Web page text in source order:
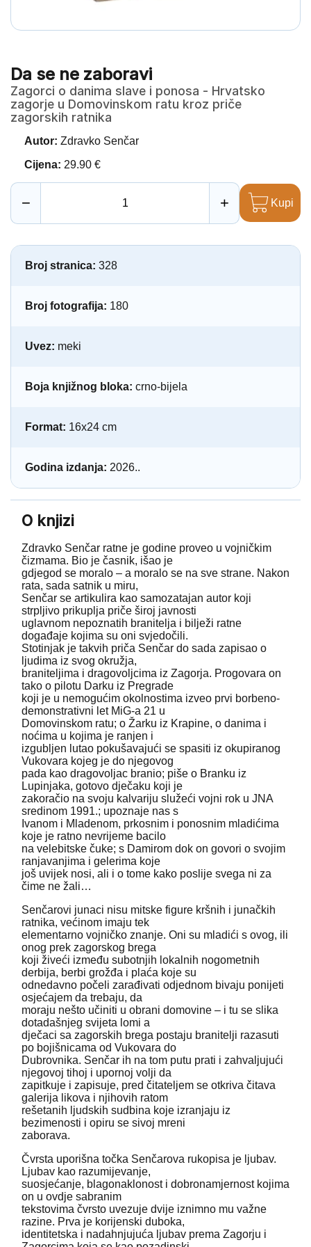
Da se ne zaboravi
Zagorci o danima slave i ponosa - Hrvatsko
zagorje u Domovinskom ratu kroz priče
zagorskih ratnika
Autor: Zdravko Senčar
Cijena: 29.90 €
− + Kupi
Broj stranica: 328
Broj fotografija: 180
Uvez: meki
Boja knjižnog bloka: crno-bijela
Format: 16x24 cm
Godina izdanja: 2026..
O knjizi
Zdravko Senčar ratne je godine proveo u vojničkim
čizmama. Bio je časnik, išao je
gdjegod se moralo – a moralo se na sve strane. Nakon
rata, sada satnik u miru,
Senčar se artikulira kao samozatajan autor koji
strpljivo prikuplja priče široj javnosti
uglavnom nepoznatih branitelja i bilježi ratne
događaje kojima su oni svjedočili.
Stotinjak je takvih priča Senčar do sada zapisao o
ljudima iz svog okružja,
braniteljima i dragovoljcima iz Zagorja. Progovara on
tako o pilotu Darku iz Pregrade
koji je u nemogućim okolnostima izveo prvi borbeno-
demonstrativni let MiG-a 21 u
Domovinskom ratu; o Žarku iz Krapine, o danima i
noćima u kojima je ranjen i
izgubljen lutao pokušavajući se spasiti iz okupiranog
Vukovara kojeg je do njegovog
pada kao dragovoljac branio; piše o Branku iz
Lupinjaka, gotovo dječaku koji je
zakoračio na svoju kalvariju služeći vojni rok u JNA
sredinom 1991.; upoznaje nas s
Ivanom i Mladenom, prkosnim i ponosnim mladićima
koje je ratno nevrijeme bacilo
na velebitske čuke; s Damirom dok on govori o svojim
ranjavanjima i gelerima koje
još uvijek nosi, ali i o tome kako poslije svega ni za
čime ne žali…
Senčarovi junaci nisu mitske figure kršnih i junačkih
ratnika, većinom imaju tek
elementarno vojničko znanje. Oni su mladići s ovog, ili
onog prek zagorskog brega
koji živeći između subotnjih lokalnih nogometnih
derbija, berbi grožđa i plaća koje su
odnedavno počeli zarađivati odjednom bivaju ponijeti
osjećajem da trebaju, da
moraju nešto učiniti u obrani domovine – i tu se slika
dotadašnjeg svijeta lomi a
dječaci sa zagorskih brega postaju branitelji razasuti
po bojišnicama od Vukovara do
Dubrovnika. Senčar ih na tom putu prati i zahvaljujući
njegovoj tihoj i upornoj volji da
zapitkuje i zapisuje, pred čitateljem se otkriva čitava
galerija likova i njihovih ratom
rešetanih ljudskih sudbina koje izranjaju iz
bezimenosti i opiru se sivoj mreni
zaborava.
Čvrsta uporišna točka Senčarova rukopisa je ljubav.
Ljubav kao razumijevanje,
suosjećanje, blagonaklonost i dobronamjernost kojima
on u ovdje sabranim
tekstovima čvrsto uvezuje dvije iznimno mu važne
razine. Prva je korijenski duboka,
identitetska i nadahnjujuća ljubav prema Zagorju i